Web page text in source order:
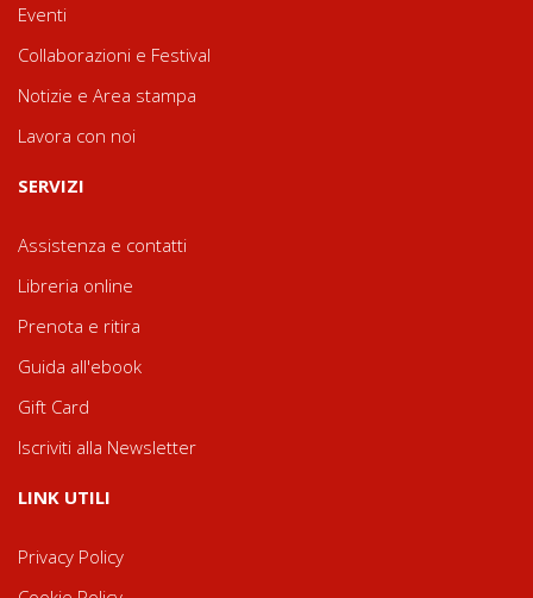
Eventi
Collaborazioni e Festival
Notizie e Area stampa
Lavora con noi
SERVIZI
Assistenza e contatti
Libreria online
Prenota e ritira
Guida all'ebook
Gift Card
Iscriviti alla Newsletter
LINK UTILI
Privacy Policy